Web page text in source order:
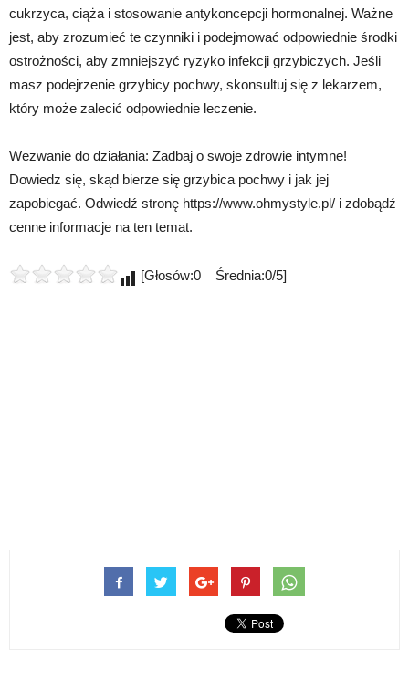
cukrzyca, ciąża i stosowanie antykoncepcji hormonalnej. Ważne
jest, aby zrozumieć te czynniki i podejmować odpowiednie środki
ostrożności, aby zmniejszyć ryzyko infekcji grzybiczych. Jeśli
masz podejrzenie grzybicy pochwy, skonsultuj się z lekarzem,
który może zalecić odpowiednie leczenie.
Wezwanie do działania: Zadbaj o swoje zdrowie intymne!
Dowiedz się, skąd bierze się grzybica pochwy i jak jej
zapobiegać. Odwiedź stronę https://www.ohmystyle.pl/ i zdobądź
cenne informacje na ten temat.
[Głosów:0 Średnia:0/5]